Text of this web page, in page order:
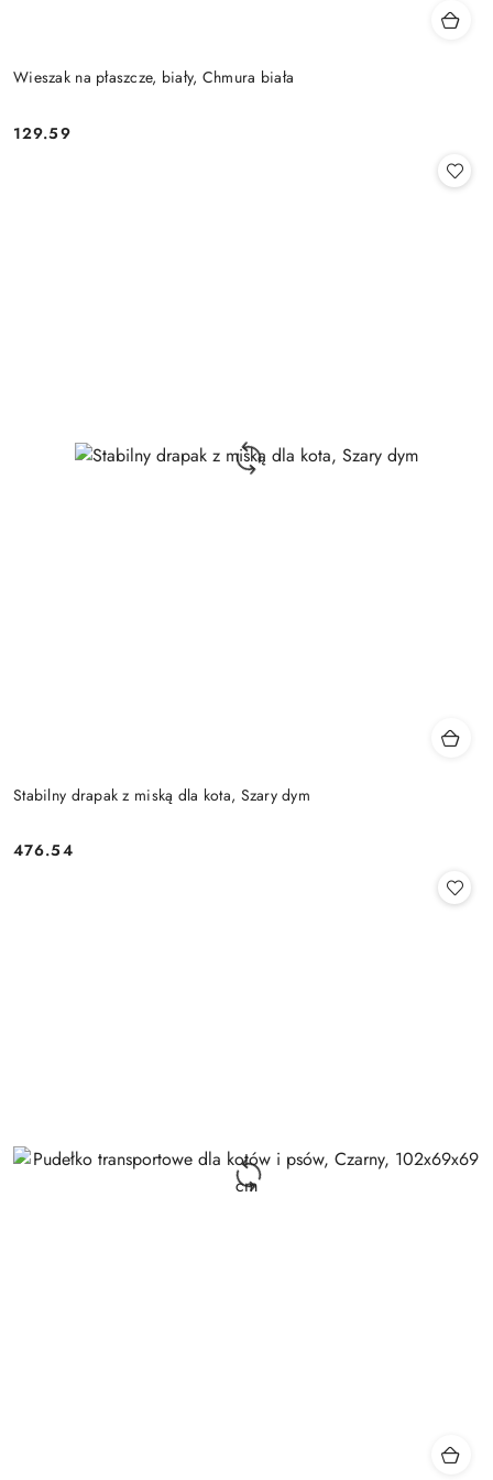
Wieszak na płaszcze, biały, Chmura biała
Cena:
129.59
Stabilny drapak z miską dla kota, Szary dym
Cena:
476.54